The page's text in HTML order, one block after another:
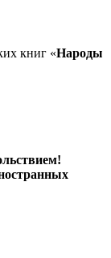
книг «Народы